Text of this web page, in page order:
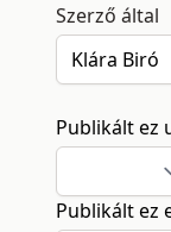
Szerző által
Publikált ez
Publikált ez